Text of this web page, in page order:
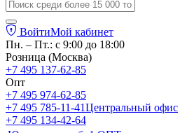
ВойтиМой кабинет
Пн. – Пт.: с 9:00 до 18:00
Розница (Москва)
+7 495 137-62-85
Опт
+7 495 974-62-85
+7 495 785-11-41Центральный офис
+7 495 134-42-64